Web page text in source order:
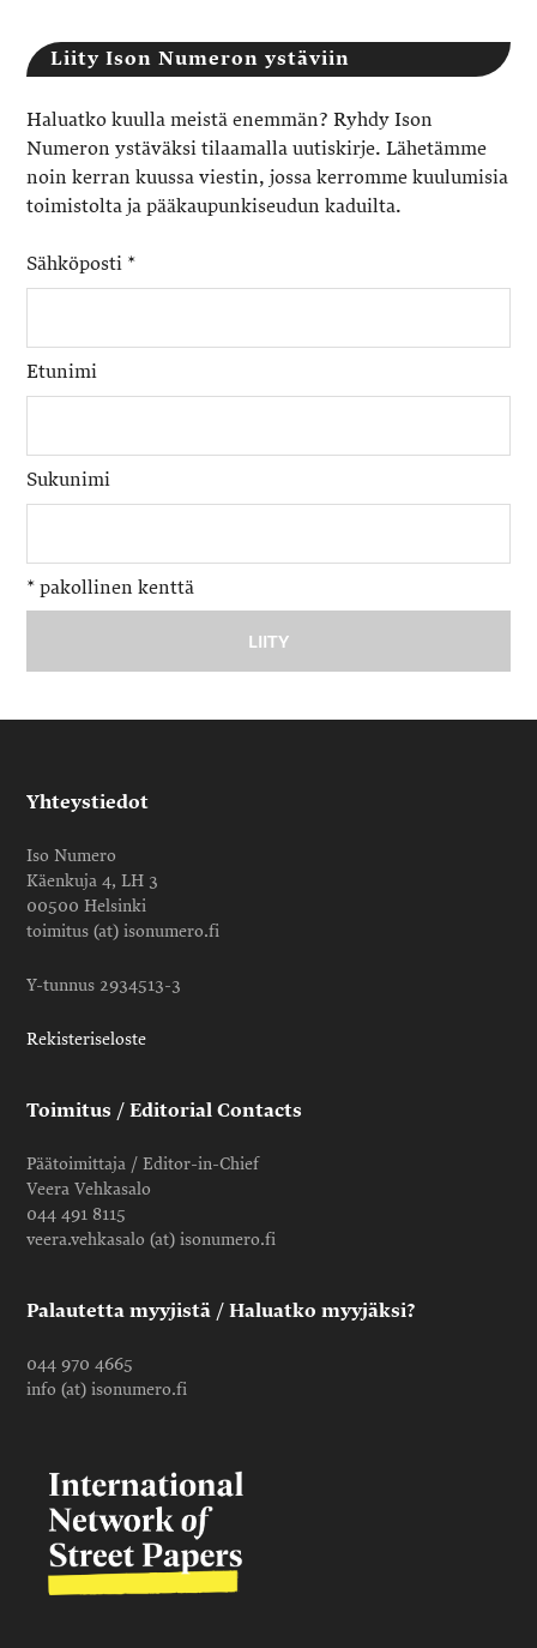
Liity Ison Numeron ystäviin
Haluatko kuulla meistä enemmän? Ryhdy Ison
Numeron ystäväksi tilaamalla uutiskirje. Lähetämme
noin kerran kuussa viestin, jossa kerromme kuulumisia
toimistolta ja pääkaupunkiseudun kaduilta.
Sähköposti *
Etunimi
Sukunimi
* pakollinen kenttä
Yhteystiedot
Iso Numero
Käenkuja 4, LH 3
00500 Helsinki
toimitus (at) isonumero.fi
Y-tunnus 2934513-3
Rekisteriseloste
Toimitus / Editorial Contacts
Päätoimittaja / Editor-in-Chief
Veera Vehkasalo
044 491 8115
veera.vehkasalo (at) isonumero.fi
Palautetta myyjistä / Haluatko myyjäksi?
044 970 4665
info (at) isonumero.fi